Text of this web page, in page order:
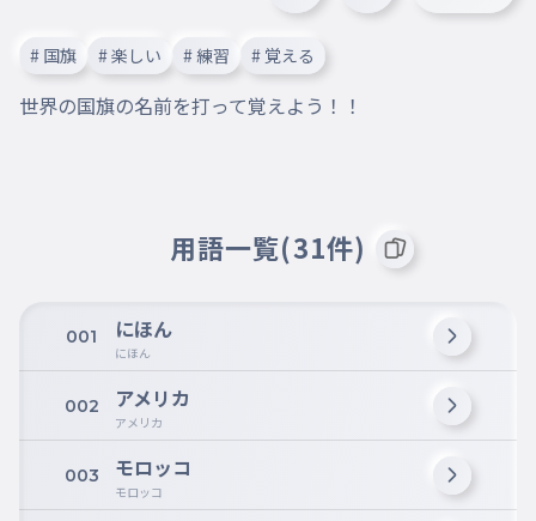
# 国旗 # 楽しい # 練習 # 覚える
世界の国旗の名前を打って覚えよう！！
用語一覧(31件)
001 にほん
にほん
002 アメリカ
アメリカ
003 モロッコ
モロッコ